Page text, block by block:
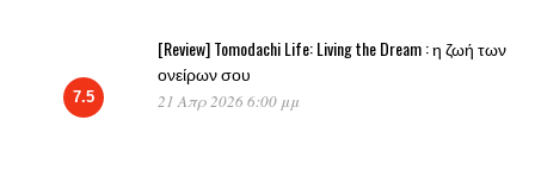
7.5
[Review] Tomodachi Life: Living the Dream : η ζωή των
ονείρων σου
21 Απρ 2026 6:00 μμ